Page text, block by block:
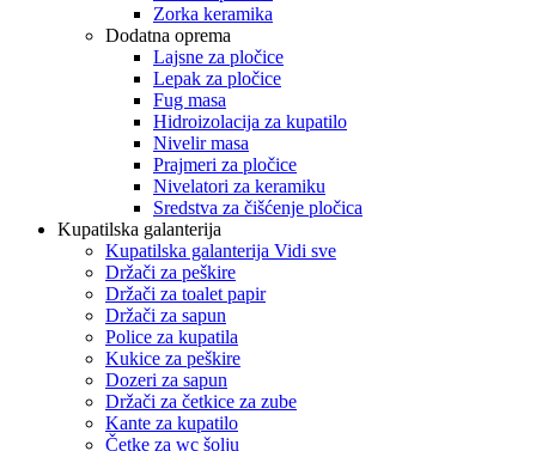
Zorka keramika
Dodatna oprema
Lajsne za pločice
Lepak za pločice
Fug masa
Hidroizolacija za kupatilo
Nivelir masa
Prajmeri za pločice
Nivelatori za keramiku
Sredstva za čišćenje pločica
Kupatilska galanterija
Kupatilska galanterija Vidi sve
Držači za peškire
Držači za toalet papir
Držači za sapun
Police za kupatila
Kukice za peškire
Dozeri za sapun
Držači za četkice za zube
Kante za kupatilo
Četke za wc šolju